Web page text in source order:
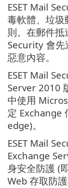
ESET Mail
毒軟體、垃圾
則。在郵件抵
Security 會先
惡意內容。
ESET Mail
Server 2010
中使用
定 Exchange
edge)。
ESET Mail
Exchange
身安全防護 (
Web 存取防